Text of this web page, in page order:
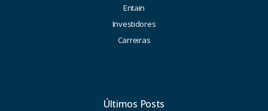
Entain
Investidores
Carreiras
Últimos Posts